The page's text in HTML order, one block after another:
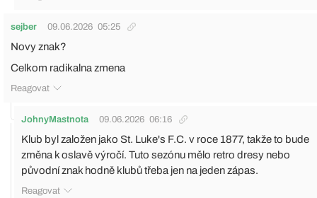
sejber 09.06.2026 05:25
Novy znak?
Celkom radikalna zmena
Reagovat
JohnyMastnota 09.06.2026 06:16
Klub byl založen jako St. Luke's F.C. v roce 1877, takže to bude
změna k oslavě výročí. Tuto sezónu mělo retro dresy nebo
původní znak hodně klubů třeba jen na jeden zápas.
Reagovat